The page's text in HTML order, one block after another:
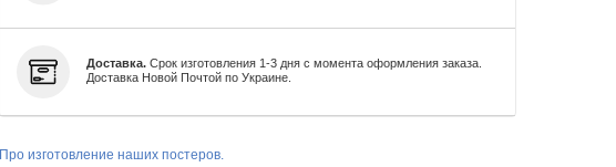
Доставка.Срок изготовления 1-3 дня с момента оформления заказа.
Доставка Новой Почтой по Украине.
Про изготовление наших постеров.